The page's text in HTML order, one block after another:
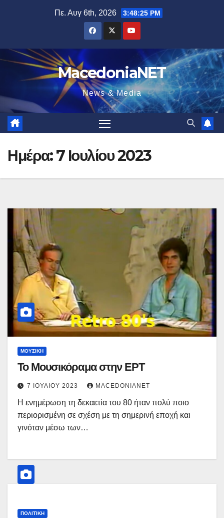
Πε. Αυγ 6th, 2026 3:48:25 PM
MacedoniaNET
News & Media
Ημέρα:7 Ιουλίου 2023
ΜΟΥΣΙΚΉ
Το Μουσικόραμα στην ΕΡΤ
7 ΙΟΥΛΊΟΥ 2023 MACEDONIANET
Η ενημέρωση τη δεκαετία του 80 ήταν πολύ ποιο
περιορισμένη σε σχέση με τη σημερινή εποχή και
γινόταν μέσω των…
ΠΟΛΙΤΙΚΉ